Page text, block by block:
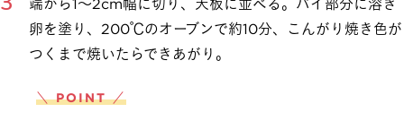
端から1～2cm幅に切り、天板に並べる。パイ部分に溶き
卵を塗り、200℃のオーブンで約10分、こんがり焼き色が
つくまで焼いたらできあがり。
＼ POINT ／